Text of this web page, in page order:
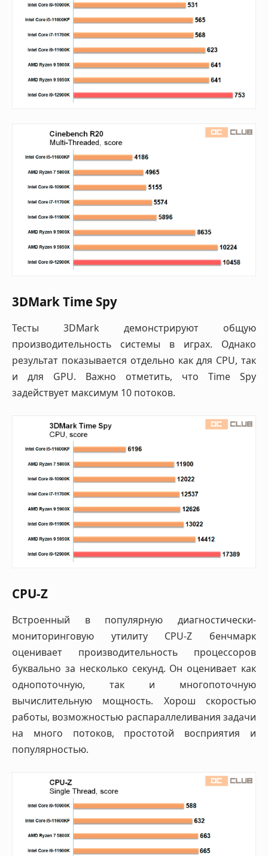
3DMark Time Spy
Тесты 3DMark демонстрируют общую
производительность системы в играх. Однако
результат показывается отдельно как для CPU, так
и для GPU. Важно отметить, что Time Spy
задействует максимум 10 потоков.
CPU-Z
Встроенный в популярную диагностически-
мониторинговую утилиту CPU-Z бенчмарк
оценивает производительность процессоров
буквально за несколько секунд. Он оценивает как
однопоточную, так и многопоточную
вычислительную мощность. Хорош скоростью
работы, возможностью распараллеливания задачи
на много потоков, простотой восприятия и
популярностью.